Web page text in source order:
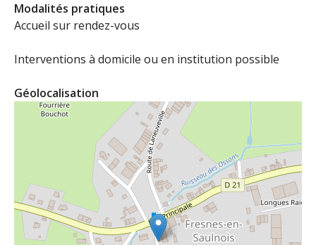
Modalités pratiques
Accueil sur rendez-vous
Interventions à domicile ou en institution possible
Géolocalisation